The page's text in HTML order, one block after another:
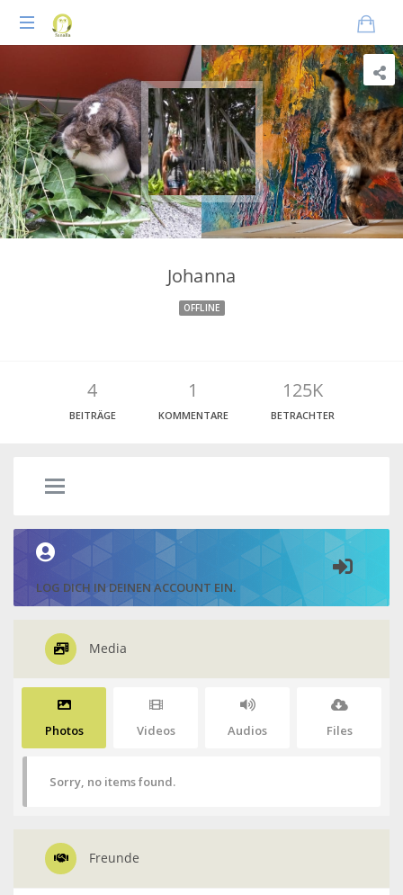
Coaching
für
Tierheilpraktiker
Johanna
OFFLINE
4
BEITRÄGE
1
KOMMENTARE
125K
BETRACHTER
LOG DICH IN DEINEN ACCOUNT EIN.
Media
Photos Videos Audios Files
Sorry, no items found.
Freunde